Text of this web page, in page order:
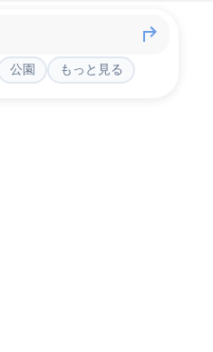
公園 もっと見る